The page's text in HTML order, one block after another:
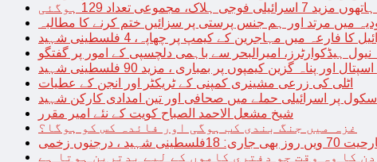
ہلاک، مجموعی تعداد 129 ہوگئی
میں مرتد اور ہم جنس پرستی پر سزائیں ختم کرنے کا مطالبہ
کا فارعہ میں مہاجرین کے کیمپ پر چھاپہ، 4 فلسطینی شہید
ہیڈکوارٹرز، امیرالبحر سے باہمی دلچسپی کے امور پر گفتگو
اور پناہ گزین کیمپوں پر بمباری ، مزید 90 فلسطینی شہید
اٹلی کی زرعی مشینری کمپنی کے ٹریکٹر اور انجن کے عطیات
پر اسرائیلی حملے میں صحافی اور تین امدادی کارکن شہید
شیخ مشعل الاحمد الصباح کویت کے نئے امیر مقرر
غزہ میں جنگ بندی کب ہوگی اور فائدہ کس کو ہوگا؟
، درجنوں زخمی
دن کا وہ وقت جو دفتری کاموں کے لیے بدترین ہوتا ہے